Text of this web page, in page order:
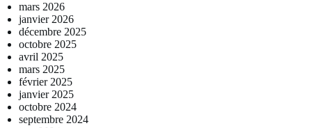
mars 2026
janvier 2026
décembre 2025
octobre 2025
avril 2025
mars 2025
février 2025
janvier 2025
octobre 2024
septembre 2024